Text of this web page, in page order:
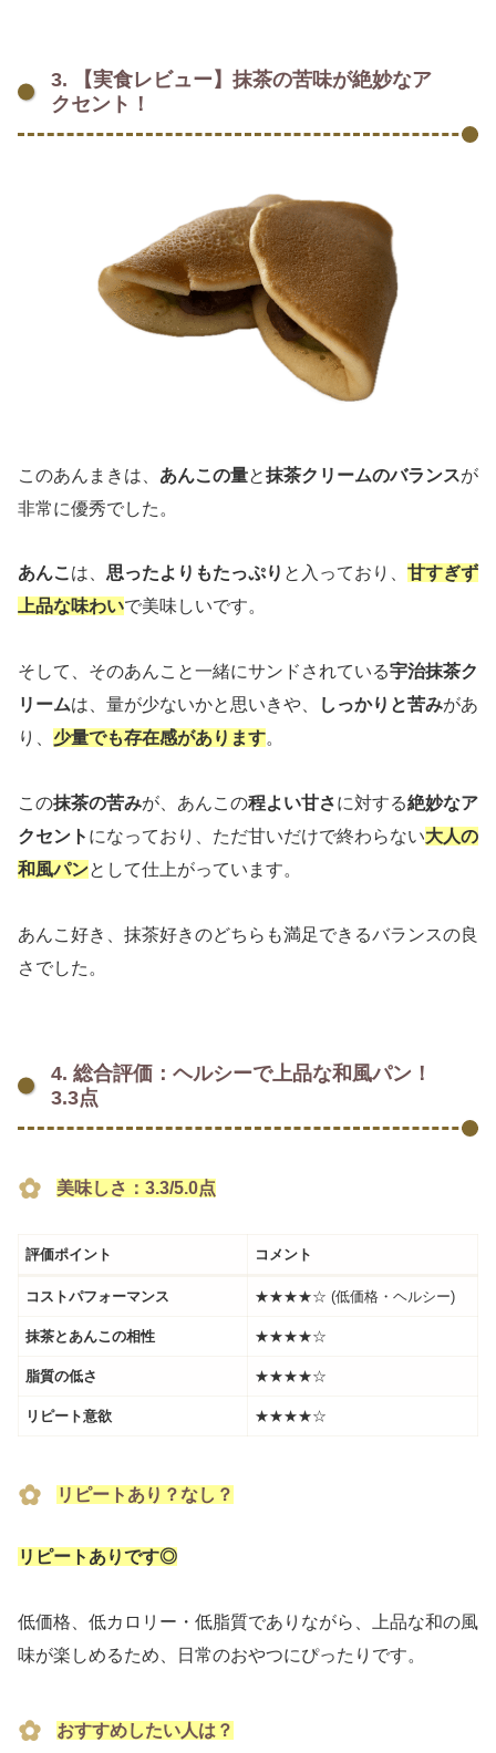
3. 【実食レビュー】抹茶の苦味が絶妙なア
クセント！
このあんまきは、 あんこの量と抹茶クリームのバランスが
非常に優秀でした。
あんこ は、 思ったよりもたっぷり と入っており、 甘すぎず
上品な味わいで美味しいです。
そして、そのあんこと一緒にサンドされている宇治抹茶ク
リームは、量が少ないかと思いきや、 しっかりと苦みがあ
り、 少量でも存在感があります。
この抹茶の苦みが、あんこの程よい甘さに対する絶妙なア
クセント になっており、ただ甘いだけで終わらない大人の
和風パンとして仕上がっています。
あんこ好き、抹茶好きのどちらも満足できるバランスの良
さでした。
4. 総合評価：ヘルシーで上品な和風パン！
3.3点
美味しさ：3.3/5.0点
評価ポイント コメント
コストパフォーマンス ★★★★☆ (低価格・ヘルシー)
抹茶とあんこの相性 ★★★★☆
脂質の低さ ★★★★☆
リピート意欲 ★★★★☆
リピートあり？なし？
リピートありです◎
低価格、低カロリー・低脂質でありながら、上品な和の風
味が楽しめるため、日常のおやつにぴったりです。
おすすめしたい人は？